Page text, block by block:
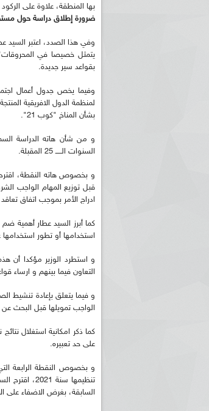
بها المنطقة، علاوة على الركود
ضرورة إطلاق دراسة حول
وفي هذا الصدد، اعتبر السيد
بقواعد سير جديدة.
وفيما يخص جدول أعمال
بشأن المناخ "كوب 21".
و من شأن هاته الدراسة
السنوات الـــــ 25 المقبلة.
و بخصوص هاته النقطة،
قبل توزيع المهام الواجب
ادراج الأمر بموجب اتفاق
كما أبرز السيد عطار أهمية
استخدامها أو تطور استخدامها على مدى
و استطرد الوزير مؤكدا أن
التعاون فيما بينهم و ارساء
و فيما يتعلق بإعادة تنشيط
الواجب تمويلها قبل البحث عن
كما ذكر امكانية استغلال
على حد تعبيره.
و بخصوص النقطة الرابعة
تنظيمها
السابقة، بغرض الاضفاء